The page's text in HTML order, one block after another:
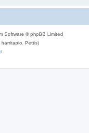
Software © phpBB Limited
Pettis)